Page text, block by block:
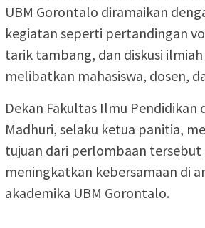
UBM Gorontalo diramaikan
kegiatan seperti pertandingan
tarik tambang, dan diskusi
melibatkan mahasiswa, dosen,
Dekan Fakultas Ilmu Pendidikan
Madhuri, selaku ketua panitia,
tujuan dari perlombaan
meningkatkan kebersamaan di
akademika UBM Gorontalo.